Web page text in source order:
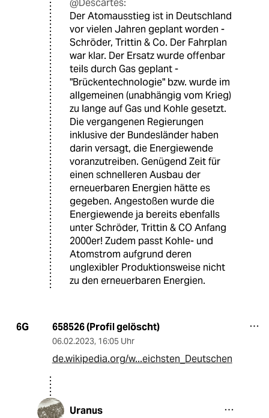
@Descartes:
Der Atomausstieg ist in Deutschland
vor vielen Jahren geplant worden -
Schröder, Trittin & Co. Der Fahrplan
war klar. Der Ersatz wurde offenbar
teils durch Gas geplant -
"Brückentechnologie" bzw. wurde im
allgemeinen (unabhängig vom Krieg)
zu lange auf Gas und Kohle gesetzt.
Die vergangenen Regierungen
inklusive der Bundesländer haben
darin versagt, die Energiewende
voranzutreiben. Genügend Zeit für
einen schnelleren Ausbau der
erneuerbaren Energien hätte es
gegeben. Angestoßen wurde die
Energiewende ja bereits ebenfalls
unter Schröder, Trittin & CO Anfang
2000er! Zudem passt Kohle- und
Atomstrom aufgrund deren
unglexibler Produktionsweise nicht
zu den erneuerbaren Energien.
6G 658526 (Profil gelöscht)
06.02.2023, 16:05 Uhr
de.wikipedia.org/w...eichsten_Deutschen
Uranus